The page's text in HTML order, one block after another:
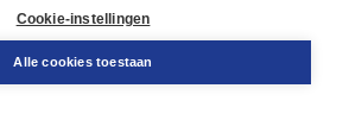
Cookie-instellingen
Alle cookies toestaan